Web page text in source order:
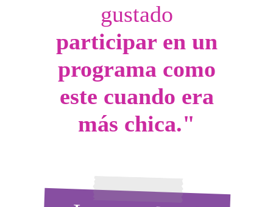
gustado
participar en un
programa como
este cuando era
más chica."